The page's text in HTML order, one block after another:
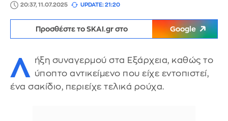
20:37, 11.07.2025 UPDATE: 21:20
Προσθέστε το SKAI.gr στο Google
Λ ήξη συναγερμού στα Εξάρχεια, καθώς το
ύποπτο αντικείμενο που είχε εντοπιστεί,
ένα σακίδιο, περιείχε τελικά ρούχα.